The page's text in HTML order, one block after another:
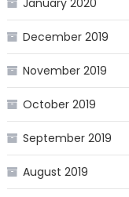
January 2020
December 2019
November 2019
October 2019
September 2019
August 2019